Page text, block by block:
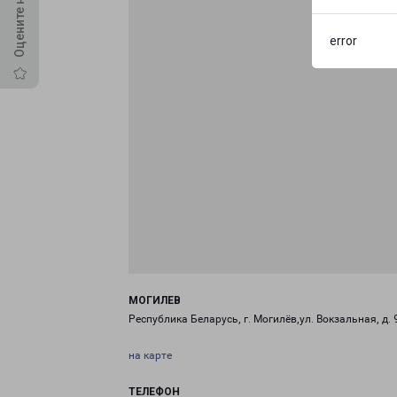
error
МОГИЛЕВ
Республика Беларусь, г. Могилёв,ул. Вокзальная, д.
на карте
ТЕЛЕФОН